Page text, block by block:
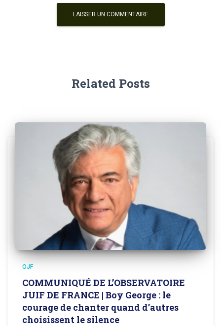
Related Posts
OJF
COMMUNIQUÉ DE L’OBSERVATOIRE
JUIF DE FRANCE | Boy George : le
courage de chanter quand d’autres
choisissent le silence